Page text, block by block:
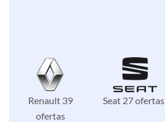
Renault 39
ofertas
Seat 27 ofertas